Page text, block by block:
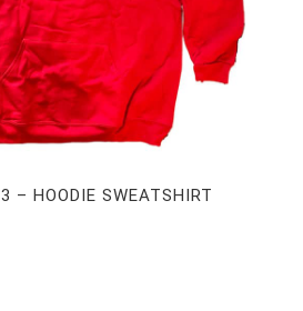
– HOODIE SWEATSHIRT